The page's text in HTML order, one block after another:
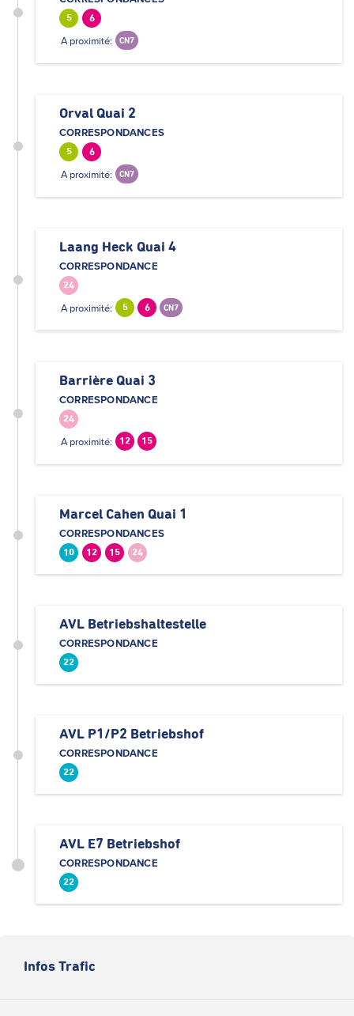
Infos Trafic
5 6
A proximité: CN7
Orval Quai 2
CORRESPONDANCES
5 6
A proximité: CN7
Laang Heck Quai 4
CORRESPONDANCE
24
A proximité: 5 6 CN7
Barrière Quai 3
CORRESPONDANCE
24
A proximité: 12 15
Marcel Cahen Quai 1
CORRESPONDANCES
10 12 15 24
AVL Betriebshaltestelle
CORRESPONDANCE
22
AVL P1/P2 Betriebshof
CORRESPONDANCE
22
AVL E7 Betriebshof
CORRESPONDANCE
22